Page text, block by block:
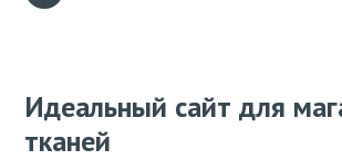
Идеальный сайт для
тканей